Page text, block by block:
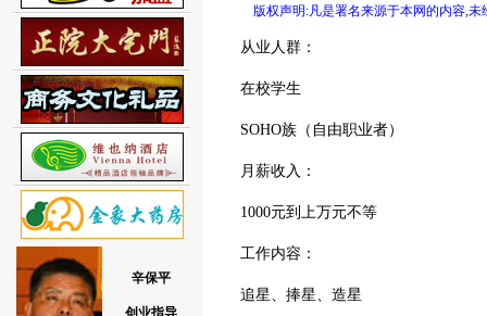
版权声明:凡是署名来源于本网的内容,未
从业人群：
在校学生
SOHO族（自由职业者）
月薪收入：
1000元到上万元不等
工作内容：
追星、捧星、造星